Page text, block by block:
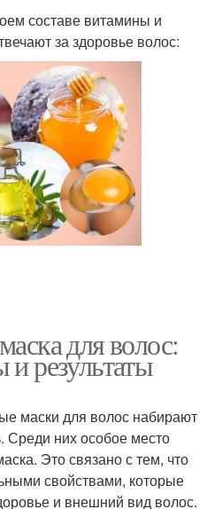
составе витамины и
за здоровье волос:
для волос:
результаты
маски для волос набирают
Среди них особое место
Это связано с тем, что
свойствами, которые
и внешний вид волос.